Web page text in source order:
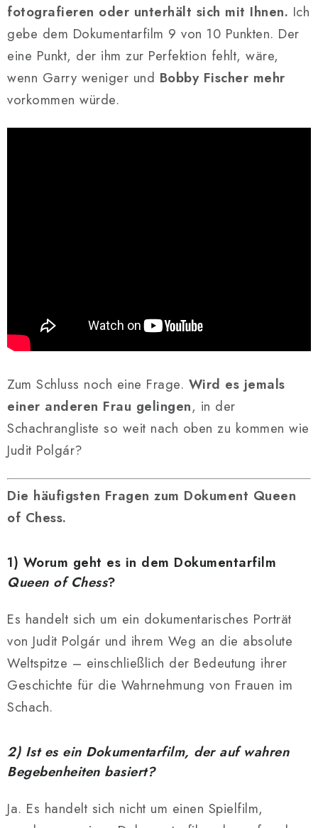
fotografieren oder unterhält sich mit Ihnen. Ich
gebe dem Dokumentarfilm 9 von 10 Punkten. Der
eine Punkt, der ihm zur Perfektion fehlt, wäre,
wenn Garry weniger und Bobby Fischer mehr
vorkommen würde.
Zum Schluss noch eine Frage. Wird es jemals
einer anderen Frau gelingen, in der
Schachrangliste so weit nach oben zu kommen wie
Judit Polgár?
Die häufigsten Fragen zum Dokument Queen
of Chess.
1) Worum geht es in dem Dokumentarfilm
Queen of Chess?
Es handelt sich um ein dokumentarisches Porträt
von Judit Polgár und ihrem Weg an die absolute
Weltspitze – einschließlich der Bedeutung ihrer
Geschichte für die Wahrnehmung von Frauen im
Schach.
2) Ist es ein Dokumentarfilm, der auf wahren
Begebenheiten basiert?
Ja. Es handelt sich nicht um einen Spielfilm,